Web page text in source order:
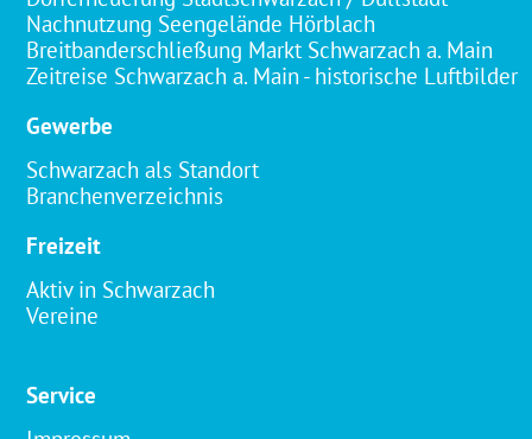
Nachnutzung Seengelände Hörblach
Breitbanderschließung Markt Schwarzach a. Main
Zeitreise Schwarzach a. Main - historische Luftbilder
Gewerbe
Schwarzach als Standort
Branchenverzeichnis
Freizeit
Aktiv in Schwarzach
Vereine
Service